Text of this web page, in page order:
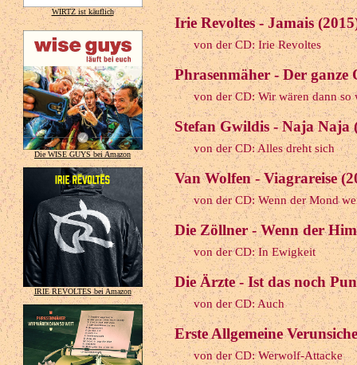
WIRTZ ist käuflich
Die WISE GUYS bei Amazon
IRIE REVOLTES bei Amazon
Irie Revoltes - Jamais
von der CD: Irie Revoltes
Phrasenmäher - Der
von der CD: Wir wären dann so
Stefan Gwildis - Naja Naja
von der CD: Alles dreht sich
Van Wolfen - Viagrareise
von der CD: Wenn der Mond
Die Zöllner - Wenn der
von der CD: In Ewigkeit
Die Ärzte - Ist das noch
von der CD: Auch
Erste Allgemeine
von der CD: Werwolf-Attacke